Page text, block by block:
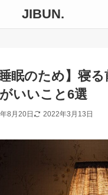
JIBUN.
睡眠のため】寝
いいこと6選
8月20日 2022年3月13日